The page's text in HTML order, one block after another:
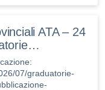
ATA – 24
07/graduatorie-